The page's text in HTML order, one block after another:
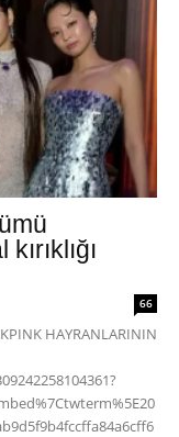
66
HAYRANLARININ